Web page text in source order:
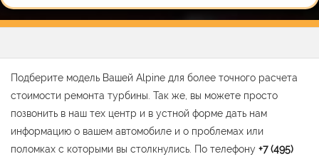
Подберите модель Вашей Alpine для более точного расчета
стоимости ремонта турбины. Так же, вы можете просто
позвонить в наш тех центр и в устной форме дать нам
информацию о вашем автомобиле и о проблемах или
поломках с которыми вы столкнулись. По телефону +7 (495)